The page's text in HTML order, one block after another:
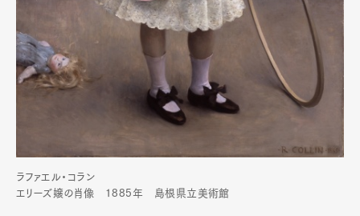
ラファエル・コラン
エリーズ嬢の肖像 1885年 島根県立美術館